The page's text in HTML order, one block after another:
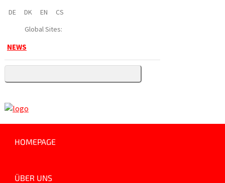
DE DK EN
CS
Global Sites:
NEWS
HOMEPAGE
ÜBER UNS